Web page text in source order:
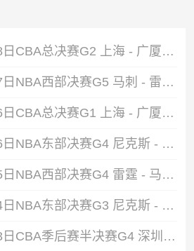
2026年05月28日CBA总决赛G2 上海 - 广厦 全场录像
2026年05月27日NBA西部决赛G5 马刺 - 雷霆 全场录像
2026年05月26日CBA总决赛G1 上海 - 广厦 全场录像
2026年05月26日NBA东部决赛G4 尼克斯 - 骑士 全场录像
2026年05月25日NBA西部决赛G4 雷霆 - 马刺 全场录像
2026年05月24日NBA东部决赛G3 尼克斯 - 骑士 全场录像
2026年05月23日CBA季后赛半决赛G4 深圳 - 广厦 全场录像